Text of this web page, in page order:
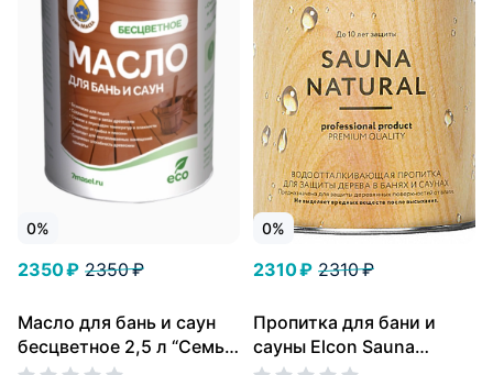
0%
2350 ₽ 2350 ₽
Масло для бань и саун
бесцветное 2,5 л “Семь
масел”
0%
2310 ₽ 2310 ₽
Пропитка для бани и
сауны Elcon Sauna
Natural 2 л